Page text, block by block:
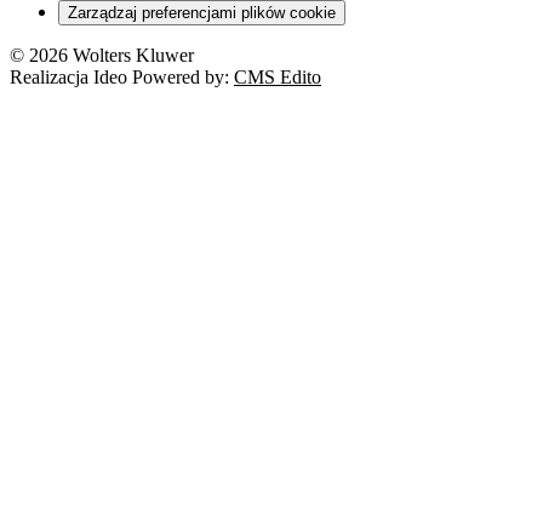
Zarządzaj preferencjami plików cookie
© 2026 Wolters Kluwer
Realizacja Ideo Powered by: CMS Edito